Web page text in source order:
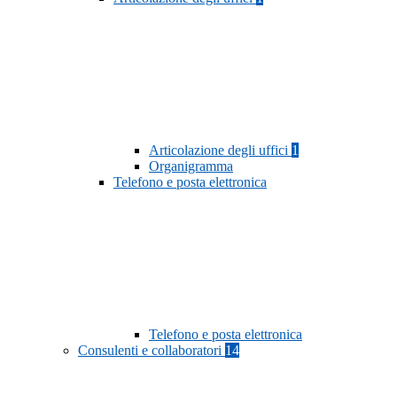
Articolazione degli uffici 1
Organigramma
Telefono e posta elettronica
Telefono e posta elettronica
Consulenti e collaboratori 14